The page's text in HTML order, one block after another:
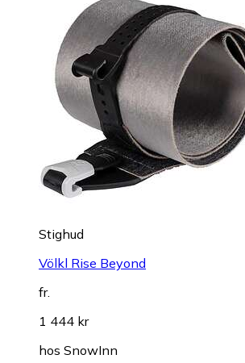
Stighud
Völkl Rise Beyond
fr.
1 444 kr
hos SnowInn